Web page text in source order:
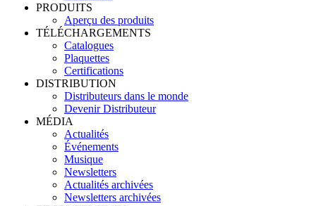
PRODUITS
Aperçu des produits
TÉLÉCHARGEMENTS
Catalogues
Plaquettes
Certifications
DISTRIBUTION
Distributeurs dans le monde
Devenir Distributeur
MÉDIA
Actualités
Événements
Musique
Newsletters
Actualités archivées
Newsletters archivées